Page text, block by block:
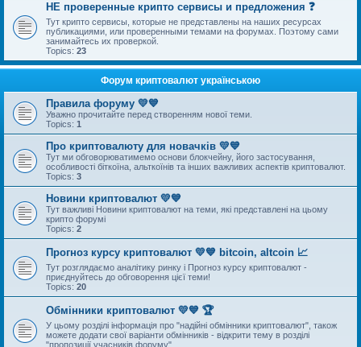
НЕ проверенные крипто сервисы и предложения ❓
Тут крипто сервисы, которые не представлены на наших ресурсах
публикациями, или проверенными темами на форумах. Поэтому сами
занимайтесь их проверкой.
Topics: 23
Форум криптовалют українською
Правила форуму 💛💙
Уважно прочитайте перед створенням нової теми.
Topics: 1
Про криптовалюту для новачків 💛💙
Тут ми обговорюватимемо основи блокчейну, його застосування,
особливості біткоїна, альткоїнів та інших важливих аспектів криптовалют.
Topics: 3
Новини криптовалют 💛💙
Тут важливі Новини криптовалют на теми, які представлені на цьому
крипто форумі
Topics: 2
Прогноз курсу криптовалют 💛💙 bitcoin, altcoin 📈
Тут розглядаємо аналітику ринку і Прогноз курсу криптовалют -
приєднуйтесь до обговорення цієї теми!
Topics: 20
Обмінники криптовалют 💛💙 🏆
У цьому розділі інформація про "надійні обмінники криптовалют", також
можете додати свої варіанти обмінників - відкрити тему в розділі
"пропозиції учасників форуму"